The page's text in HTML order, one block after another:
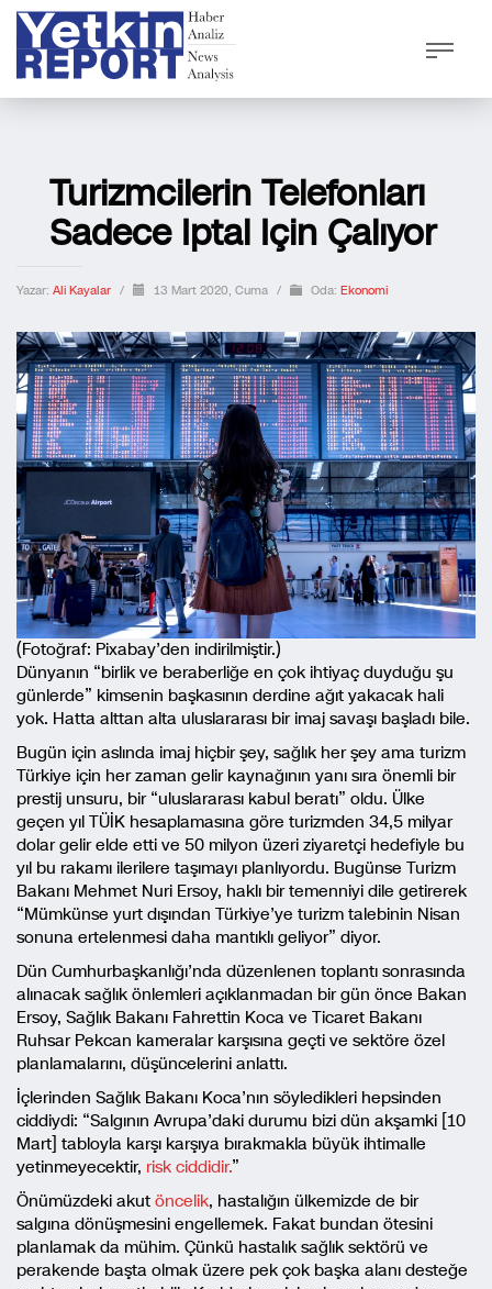
Turizmcilerin Telefonları
Sadece Iptal Için Çalıyor
Yazar: Ali Kayalar / 13 Mart 2020, Cuma / Oda: Ekonomi
(Fotoğraf: Pixabay’den indirilmiştir.)
Dünyanın “birlik ve beraberliğe en çok ihtiyaç duyduğu şu
günlerde” kimsenin başkasının derdine ağıt yakacak hali
yok. Hatta alttan alta uluslararası bir imaj savaşı başladı bile.
Bugün için aslında imaj hiçbir şey, sağlık her şey ama turizm
Türkiye için her zaman gelir kaynağının yanı sıra önemli bir
prestij unsuru, bir “uluslararası kabul beratı” oldu. Ülke
geçen yıl TÜİK hesaplamasına göre turizmden 34,5 milyar
dolar gelir elde etti ve 50 milyon üzeri ziyaretçi hedefiyle bu
yıl bu rakamı ilerilere taşımayı planlıyordu. Bugünse Turizm
Bakanı Mehmet Nuri Ersoy, haklı bir temenniyi dile getirerek
“Mümkünse yurt dışından Türkiye’ye turizm talebinin Nisan
sonuna ertelenmesi daha mantıklı geliyor” diyor.
Dün Cumhurbaşkanlığı’nda düzenlenen toplantı sonrasında
alınacak sağlık önlemleri açıklanmadan bir gün önce Bakan
Ersoy, Sağlık Bakanı Fahrettin Koca ve Ticaret Bakanı
Ruhsar Pekcan kameralar karşısına geçti ve sektöre özel
planlamalarını, düşüncelerini anlattı.
İçlerinden Sağlık Bakanı Koca’nın söyledikleri hepsinden
ciddiydi: “Salgının Avrupa’daki durumu bizi dün akşamki [10
Mart] tabloyla karşı karşıya bırakmakla büyük ihtimalle
yetinmeyecektir, risk ciddidir.”
Önümüzdeki akut öncelik, hastalığın ülkemizde de bir
salgına dönüşmesini engellemek. Fakat bundan ötesini
planlamak da mühim. Çünkü hastalık sağlık sektörü ve
perakende başta olmak üzere pek çok başka alanı desteğe